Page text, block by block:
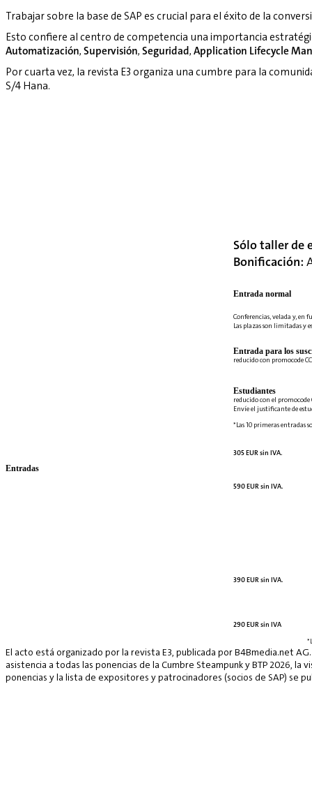
Trabajar sobre la base de SAP es crucial para el éxito de la
Esto confiere al centro de competencia una importancia
Automatización, Supervisión, Seguridad, Application Lifecycle
Por cuarta vez, la revista E3 organiza una cumbre para la
S/4 Hana.
Sólo taller de
Bonificación:
Entrada normal
Conferencias, velada y, en
Las plazas son limitadas y
Entrada para los
reducido con promocode
Estudiantes
reducido con el promocode
Envíe el justificante de
*Las 10 primeras entradas
305 EUR sin IVA.
590 EUR sin IVA.
390 EUR sin IVA.
290 EUR sin IVA
Entradas
El acto está organizado por la revista E3, publicada por B4Bmedia.net
asistencia a todas las ponencias de la Cumbre Steampunk y BTP 2026,
ponencias y la lista de expositores y patrocinadores (socios de SAP) se